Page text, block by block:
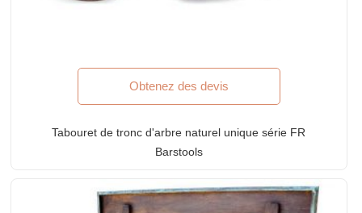
Obtenez des devis
Tabouret de tronc d'arbre naturel unique série FR
Barstools